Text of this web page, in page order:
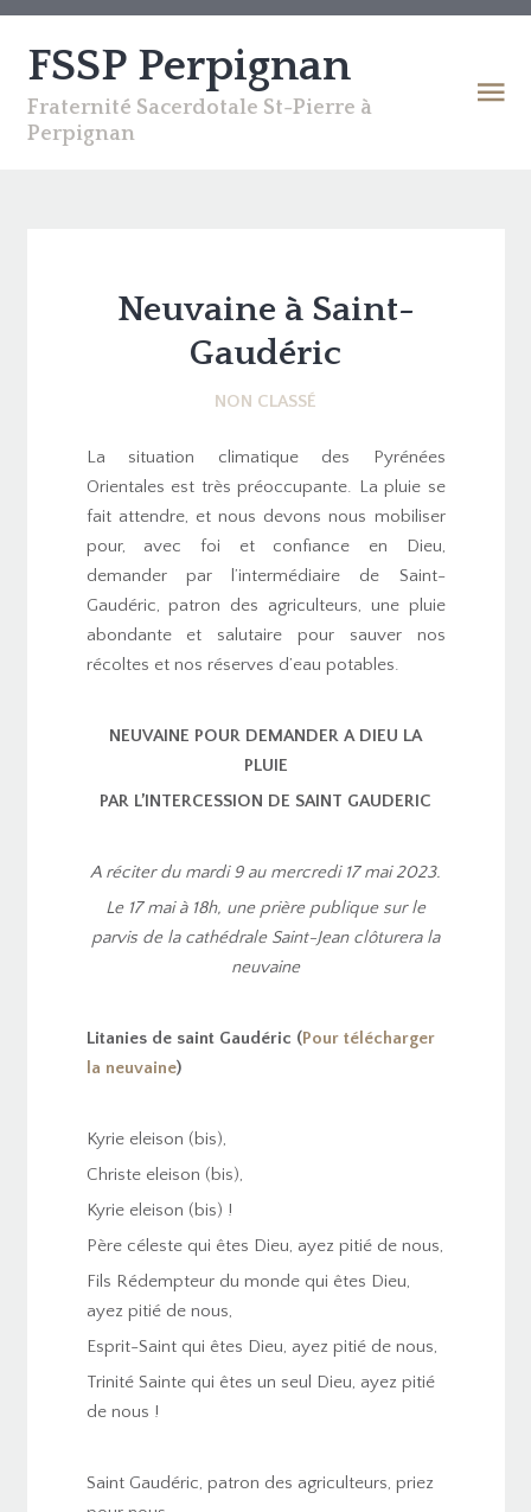
FSSP Perpignan
Fraternité Sacerdotale St-Pierre à
Perpignan
Neuvaine à Saint-
Gaudéric
NON CLASSÉ
La situation climatique des Pyrénées
Orientales est très préoccupante. La pluie se
fait attendre, et nous devons nous mobiliser
pour, avec foi et confiance en Dieu,
demander par l’intermédiaire de Saint-
Gaudéric, patron des agriculteurs, une pluie
abondante et salutaire pour sauver nos
récoltes et nos réserves d’eau potables.
NEUVAINE POUR DEMANDER A DIEU LA
PLUIE
PAR L’INTERCESSION DE SAINT GAUDERIC
A réciter du mardi 9 au mercredi 17 mai 2023.
Le 17 mai à 18h, une prière publique sur le
parvis de la cathédrale Saint-Jean clôturera la
neuvaine
Litanies de saint Gaudéric (Pour télécharger
la neuvaine)
Kyrie eleison (bis),
Christe eleison (bis),
Kyrie eleison (bis) !
Père céleste qui êtes Dieu, ayez pitié de nous,
Fils Rédempteur du monde qui êtes Dieu,
ayez pitié de nous,
Esprit-Saint qui êtes Dieu, ayez pitié de nous,
Trinité Sainte qui êtes un seul Dieu, ayez pitié
de nous !
Saint Gaudéric, patron des agriculteurs, priez